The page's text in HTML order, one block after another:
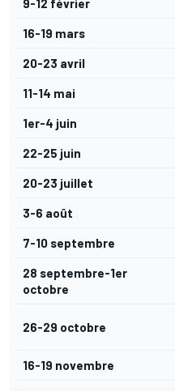
9-12 février
16-19 mars
20-23 avril
11-14 mai
1er-4 juin
22-25 juin
20-23 juillet
3-6 août
7-10 septembre
28 septembre-1er
octobre
26-29 octobre
16-19 novembre